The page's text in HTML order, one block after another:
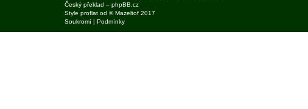
Český překlad – phpBB.cz
Style proflat od ©Mazeltof 2017
Soukromí | Podmínky